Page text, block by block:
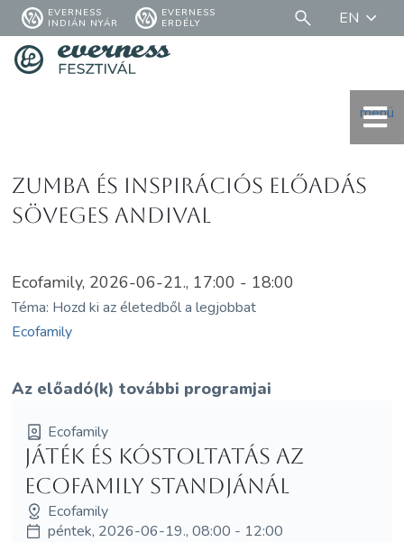
EVERNESS
INDIÁN NYÁR
EVERNESS
ERDÉLY
EN
menü
Zumba és inspirációs előadás
Söveges Andival
Ecofamily, 2026-06-21., 17:00 - 18:00
Téma: Hozd ki az életedből a legjobbat
Ecofamily
Az előadó(k) további programjai
Ecofamily
Játék és kóstoltatás az
Ecofamily standjánál
Ecofamily
péntek, 2026-06-19., 08:00 - 12:00